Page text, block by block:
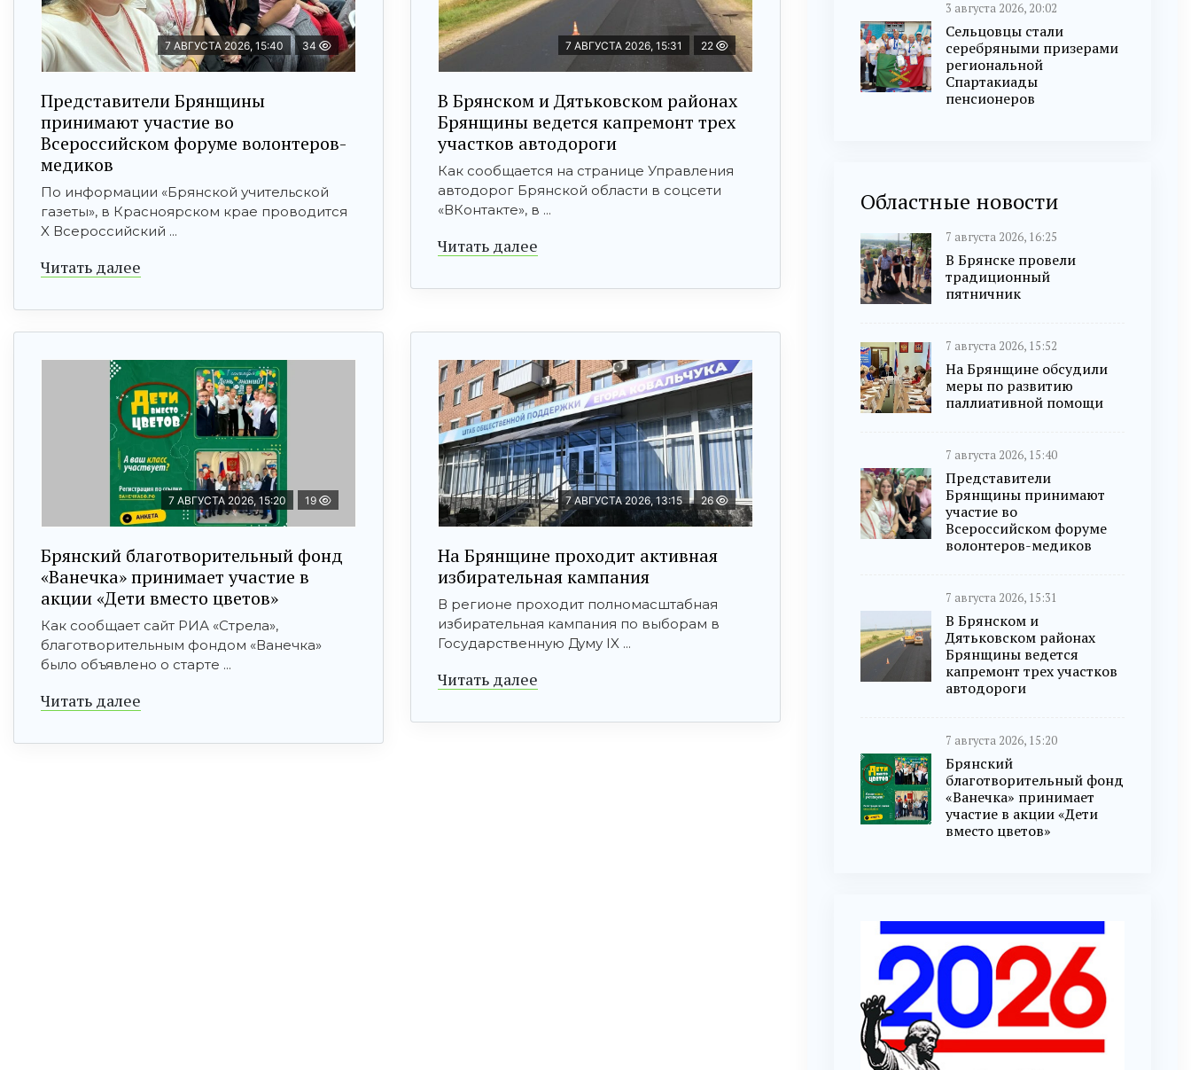
7 АВГУСТА 2026, 15:40 34
Представители Брянщины
принимают участие во
Всероссийском форуме волонтеров-
медиков
По информации «Брянской учительской
газеты», в Красноярском крае проводится
X Всероссийский ...
Читать далее
7 АВГУСТА 2026, 15:31 22
В Брянском и Дятьковском районах
Брянщины ведется капремонт трех
участков автодороги
Как сообщается на странице Управления
автодорог Брянской области в соцсети
«ВКонтакте», в ...
Читать далее
7 АВГУСТА 2026, 15:20 19
Брянский благотворительный фонд
«Ванечка» принимает участие в
акции «Дети вместо цветов»
Как сообщает сайт РИА «Стрела»,
благотворительным фондом «Ванечка»
было объявлено о старте ...
Читать далее
7 АВГУСТА 2026, 13:15 26
На Брянщине проходит активная
избирательная кампания
В регионе проходит полномасштабная
избирательная кампания по выборам в
Государственную Думу IX ...
Читать далее
3 августа 2026, 20:02
Сельцовцы стали
серебряными призерами
региональной
Спартакиады
пенсионеров
Областные новости
7 августа 2026, 16:25
В Брянске провели
традиционный
пятничник
7 августа 2026, 15:52
На Брянщине обсудили
меры по развитию
паллиативной помощи
7 августа 2026, 15:40
Представители
Брянщины принимают
участие во
Всероссийском форуме
волонтеров-медиков
7 августа 2026, 15:31
В Брянском и
Дятьковском районах
Брянщины ведется
капремонт трех участков
автодороги
7 августа 2026, 15:20
Брянский
благотворительный фонд
«Ванечка» принимает
участие в акции «Дети
вместо цветов»